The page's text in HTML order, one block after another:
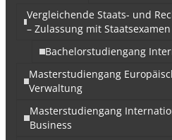
Vergleichende Staats- und
– Zulassung mit
Bachelorstudiengang
Masterstudiengang
Verwaltung
Masterstudiengang
Business